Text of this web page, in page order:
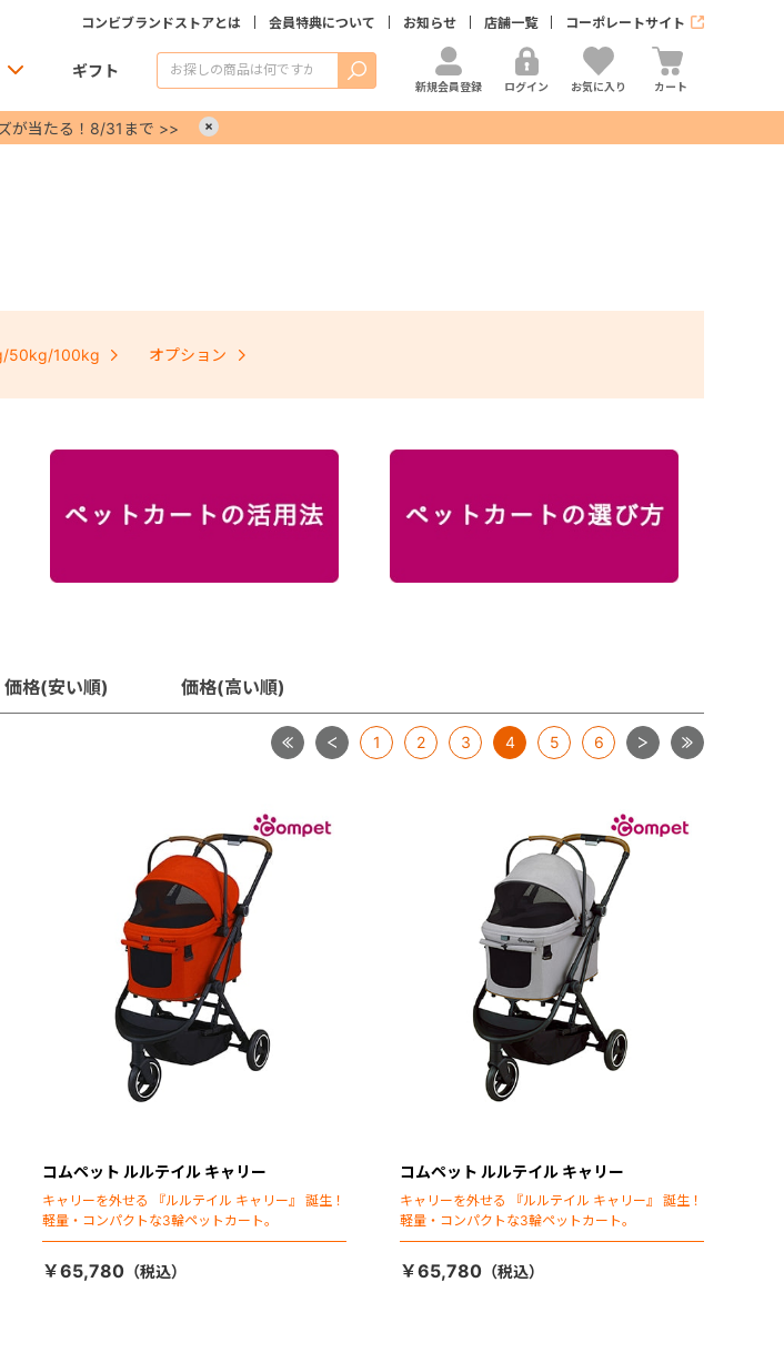
コンビブランドストアとは 会員特典について お知らせ 店舗一覧 コーポレートサイト
ギフト 検索
新規会員登録 ログイン お気に入り カート
が当たる！8/31まで >>
50kg/100kg オプション
価格(安い順) 価格(高い順)
最初 前 1 2 3 4 5 6 次 最後
コムペット ルルテイル キャリー
キャリーを外せる 『ルルテイル キャリー』 誕生！
軽量・コンパクトな3輪ペットカート。
￥65,780
コムペット ルルテイル キャリー
キャリーを外せる 『ルルテイル キャリー』 誕生！
軽量・コンパクトな3輪ペットカート。
￥65,780